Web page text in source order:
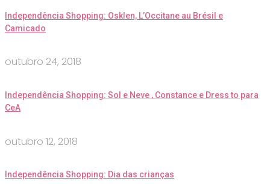
Independência Shopping: Osklen, L’Occitane au Brésil e
Camicado
outubro 24, 2018
Independência Shopping: Sol e Neve , Constance e Dress to para
CeA
outubro 12, 2018
Independência Shopping: Dia das crianças